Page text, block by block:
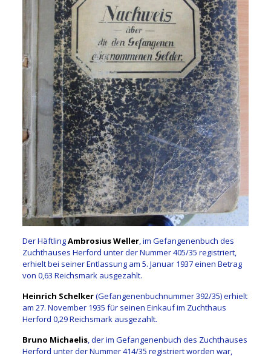
Der HäftlingAmbrosius Weller, im Gefangenenbuch des
Zuchthauses Herford unter der Nummer 405/35 registriert,
erhielt bei seiner Entlassung am 5. Januar 1937 einen Betrag
von 0,63 Reichsmark ausgezahlt.
Heinrich Schelker(Gefangenenbuchnummer 392/35) erhielt
am 27. November 1935 für seinen Einkauf im Zuchthaus
Herford 0,29 Reichsmark ausgezahlt.
Bruno Michaelis, der im Gefangenenbuch des Zuchthauses
Herford unter der Nummer 414/35 registriert worden war,